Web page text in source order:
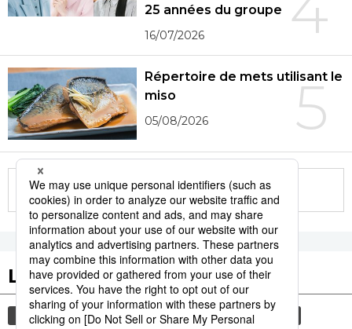
25 années du groupe
16/07/2026
5
Répertoire de mets utilisant le
miso
05/08/2026
More in this series
Les tags populaires
société gastronomie actu histoire